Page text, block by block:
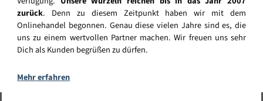
zurück. Denn zu diesem Zeitpunkt haben wir mit dem
Onlinehandel begonnen. Genau diese vielen Jahre sind es, die
uns zu einem wertvollen Partner machen. Wir freuen uns sehr
Dich als Kunden begrüßen zu dürfen.
Mehr erfahren